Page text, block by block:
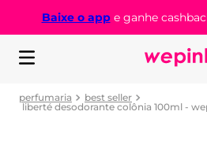
Baixe o appe ganhe
perfumaria
best seller
liberté desodorante colônia 100ml -